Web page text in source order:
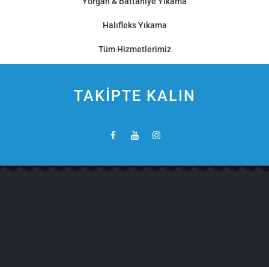
Halıfleks Yıkama
Tüm Hizmetlerimiz
TAKİPTE KALIN